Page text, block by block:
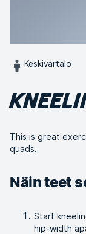
Keskivartalo
This is great
quads.
Näin teet
Start
hip-width